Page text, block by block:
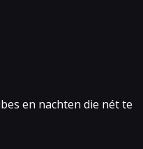
en nachten die nét te